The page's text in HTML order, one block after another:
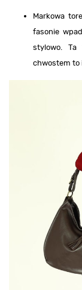
Markowa
fasonie
stylowo. Ta
chwostem to